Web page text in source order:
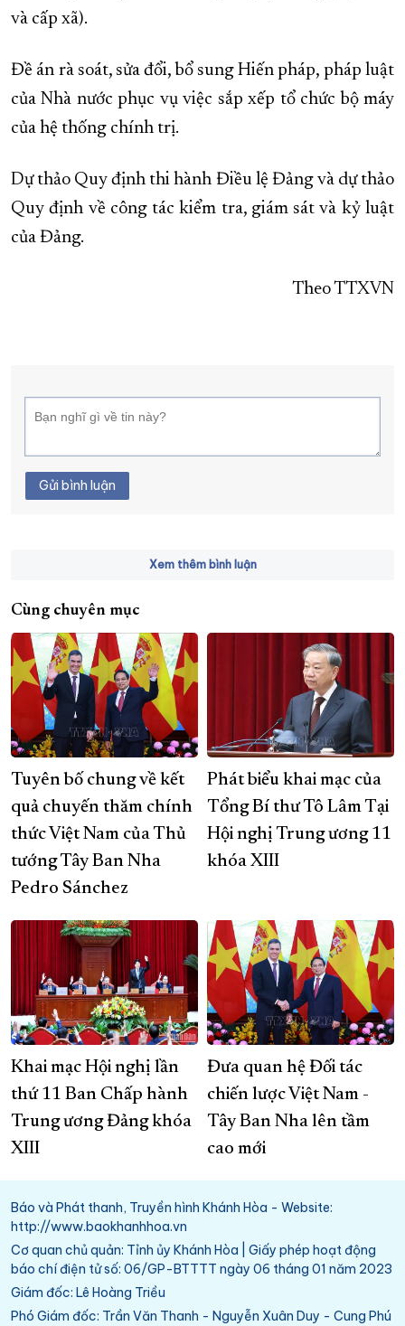
và cấp xã).
Đề án rà soát, sửa đổi, bổ sung Hiến pháp, pháp luật
của Nhà nước phục vụ việc sắp xếp tổ chức bộ máy
của hệ thống chính trị.
Dự thảo Quy định thi hành Điều lệ Đảng và dự thảo
Quy định về công tác kiểm tra, giám sát và kỷ luật
của Đảng.
Theo TTXVN
Gửi bình luận
Xem thêm bình luận
Cùng chuyên mục
Tuyên bố chung về kết
quả chuyến thăm chính
thức Việt Nam của Thủ
tướng Tây Ban Nha
Pedro Sánchez
Phát biểu khai mạc của
Tổng Bí thư Tô Lâm Tại
Hội nghị Trung ương 11
khóa XIII
Khai mạc Hội nghị lần
thứ 11 Ban Chấp hành
Trung ương Đảng khóa
XIII
Đưa quan hệ Đối tác
chiến lược Việt Nam -
Tây Ban Nha lên tầm
cao mới
Báo và Phát thanh, Truyền hình Khánh Hòa - Website:
http://www.baokhanhhoa.vn
Cơ quan chủ quản: Tỉnh ủy Khánh Hòa | Giấy phép hoạt động
báo chí điện tử số: 06/GP-BTTTT ngày 06 tháng 01 năm 2023
Giám đốc: Lê Hoàng Triều
Phó Giám đốc: Trần Văn Thanh - Nguyễn Xuân Duy - Cung Phú